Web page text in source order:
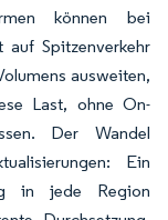
können bei
auf Spitzenverkehr
ausweiten,
Last, ohne On-
Der Wandel
Ein
in jede Region